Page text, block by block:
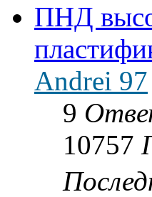
ПНД
Andrei 97
9
10757